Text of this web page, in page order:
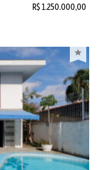
R$ 1.250.000,00